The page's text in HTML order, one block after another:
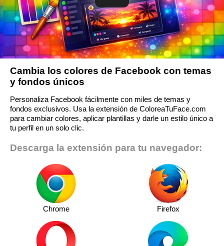
Cambia los colores de Facebook con temas
y fondos únicos
Personaliza Facebook fácilmente con miles de temas y
fondos exclusivos. Usa la extensión de ColoreaTuFace.com
para cambiar colores, aplicar plantillas y darle un estilo único a
tu perfil en un solo clic.
Descarga la extensión para tu navegador:
Chrome Firefox